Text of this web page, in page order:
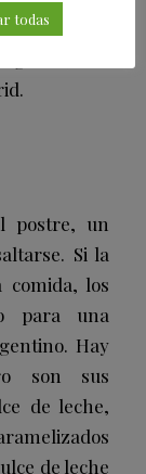
de sus
postre, un
Si la
los
para una
Hay
son sus
de leche,
de leche
todas